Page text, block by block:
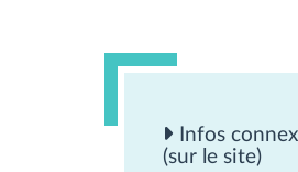
Infos
(sur le site)